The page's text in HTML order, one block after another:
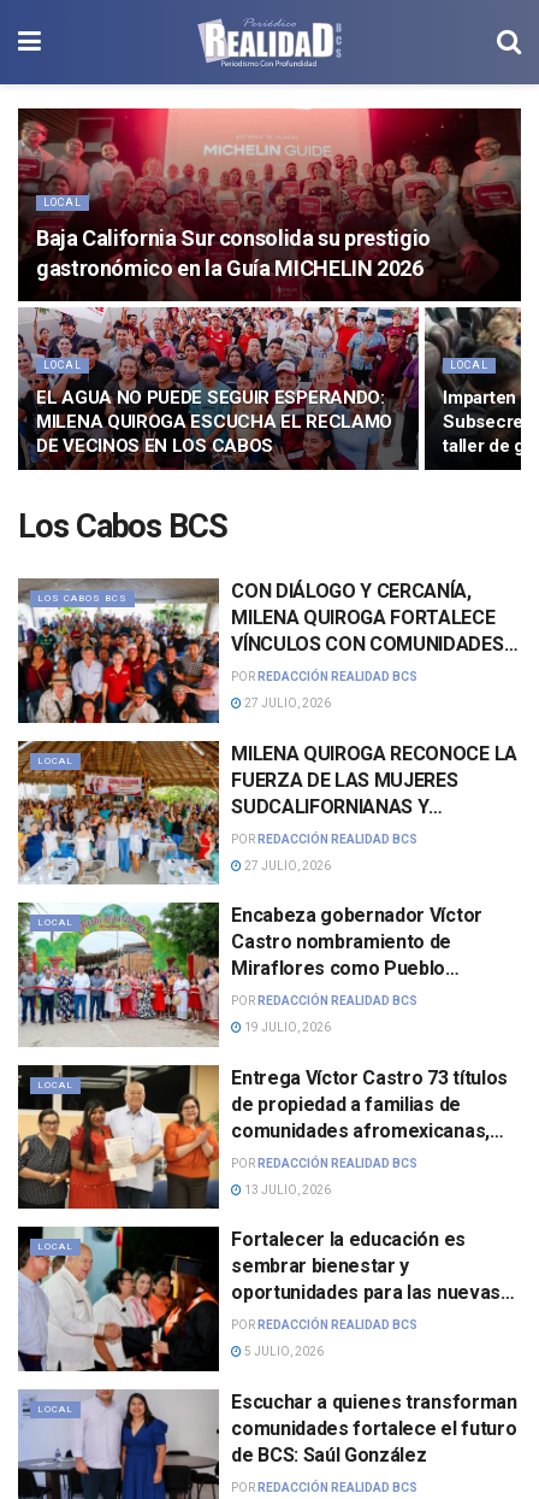
LOCAL
Baja California Sur consolida su prestigio
gastronómico en la Guía MICHELIN 2026
LOCAL
EL AGUA NO PUEDE SEGUIR ESPERANDO:
MILENA QUIROGA ESCUCHA EL RECLAMO
DE VECINOS EN LOS CABOS
LOCAL
Imparten
taller de
Los Cabos BCS
LOS CABOS BCS
CON DIÁLOGO Y CERCANÍA,
MILENA QUIROGA FORTALECE
VÍNCULOS CON COMUNIDADES
DEL NORTE DE LOS CABOS
POR REDACCIÓN REALIDAD BCS
27 JULIO, 2026
LOCAL
MILENA QUIROGA RECONOCE LA
FUERZA DE LAS MUJERES
SUDCALIFORNIANAS Y
REFRENDA SU COMPROMISO
CON SUS DERECHOS
POR REDACCIÓN REALIDAD BCS
27 JULIO, 2026
LOCAL
Encabeza gobernador Víctor
Castro nombramiento de
Miraflores como Pueblo
Histórico de México
POR REDACCIÓN REALIDAD BCS
19 JULIO, 2026
LOCAL
Entrega Víctor Castro 73 títulos
de propiedad a familias de
comunidades afromexicanas,
indígenas y grupos prioritarios
en Los Cabos
POR REDACCIÓN REALIDAD BCS
13 JULIO, 2026
LOCAL
Fortalecer la educación es
sembrar bienestar y
oportunidades para las nuevas
generaciones: Víctor Castro
POR REDACCIÓN REALIDAD BCS
5 JULIO, 2026
LOCAL
Escuchar a quienes transforman
comunidades fortalece el futuro
de BCS: Saúl González
POR REDACCIÓN REALIDAD BCS